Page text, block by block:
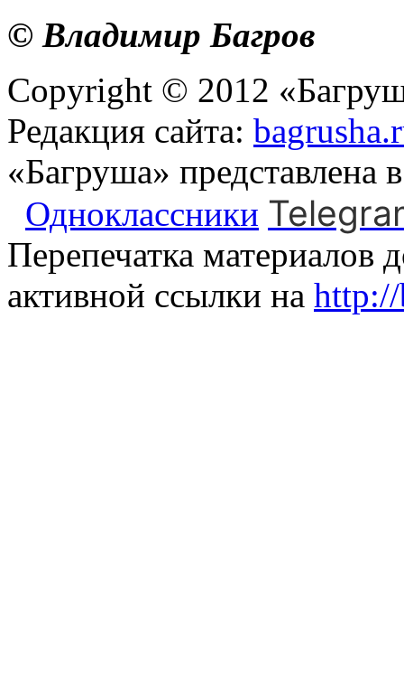
© Владимир Багров
Copyright © 2012
Редакция сайта:
«Багруша» представлена
Одноклассники
Перепечатка материалов
активной ссылки на http://